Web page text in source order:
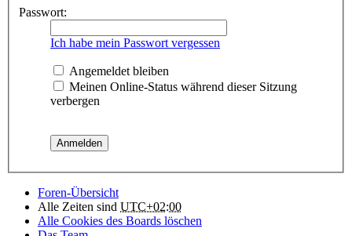
Passwort:
Ich habe mein Passwort vergessen
Angemeldet bleiben
Meinen Online-Status während dieser Sitzung
verbergen
Foren-Übersicht
Alle Zeiten sind UTC+02:00
Alle Cookies des Boards löschen